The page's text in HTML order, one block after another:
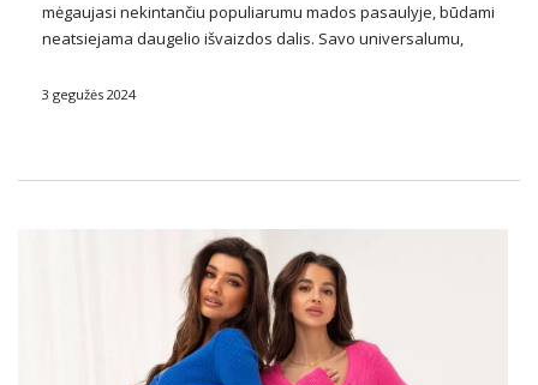
mėgaujasi nekintančiu populiarumu mados pasaulyje, būdami
neatsiejama daugelio išvaizdos dalis. Savo universalumu,
nepakeičiamu drabužių spintos elementu daugeliui moterų.
3 gegužės 2024